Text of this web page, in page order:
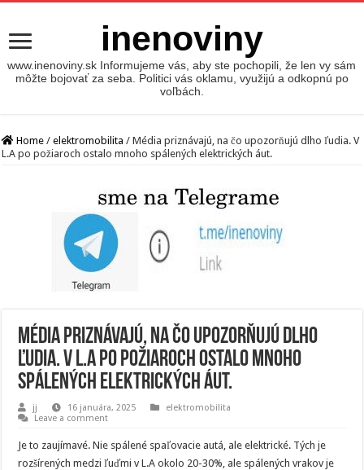
inenoviny
www.inenoviny.sk Informujeme vás, aby ste pochopili, že len vy sám
môžte bojovať za seba. Politici vás oklamu, využijú a odkopnú po
voľbách.
Home / elektromobilita / Média priznávajú, na čo upozorňujú dlho ľudia. V
L.A po požiaroch ostalo mnoho spálených elektrických áut.
Média priznávajú, na čo upozorňujú dlho
ľudia. V L.A po požiaroch ostalo mnoho
spálených elektrických áut.
jj 16 januára, 2025
elektromobilita
Leave a comment
Je to zaujímavé. Nie spálené spaľovacie autá, ale elektrické. Tých je
rozšírených medzi ľuďmi v L.A okolo 20-30%, ale spálených vrakov je